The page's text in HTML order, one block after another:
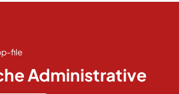
file
Administrative